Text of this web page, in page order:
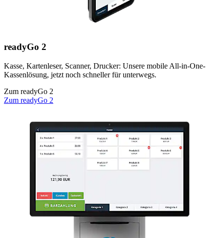
readyGo 2
Kasse, Kartenleser, Scanner, Drucker: Unsere mobile All-in-One-
Kassenlösung, jetzt noch schneller für unterwegs.
Zum readyGo 2
Zum readyGo 2